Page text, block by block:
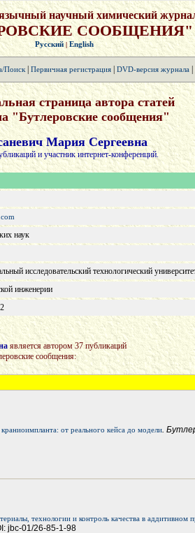
научный химический
СООБЩЕНИЯ"
Русский |English
Поиск| Первичная регистрация DVD-версия журнала|
страница автора статей
"Бутлеровские сообщения"
Мария Сергеевна
и участник интернет-конференций.
наук
исследовательский технологический
инженерии
является автором 37 публикаций
сообщения:
от реального кейса до модели.
технологии и контроль качества в аддитивном
jbc-01/26-85-1-98